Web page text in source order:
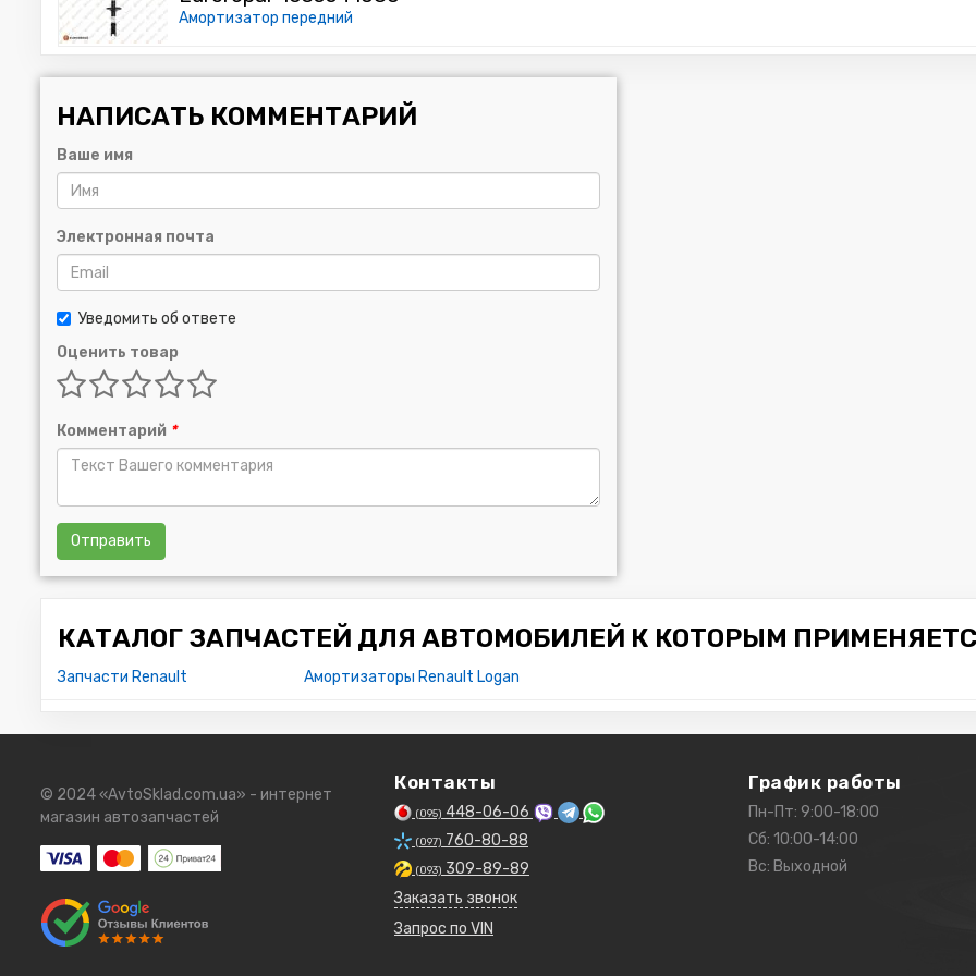
Амортизатор передний
НАПИСАТЬ КОММЕНТАРИЙ
Ваше имя
Электронная почта
Уведомить об ответе
Оценить товар
Комментарий *
Отправить
КАТАЛОГ ЗАПЧАСТЕЙ ДЛЯ АВТОМОБИЛЕЙ К КОТОРЫМ
Запчасти Renault Амортизаторы Renault Logan
© 2024 «AvtoSklad.com.ua» - интернет
магазин автозапчастей
Контакты
(095) 448-06-06
(097) 760-80-88
(093) 309-89-89
Заказать звонок
Запрос по VIN
График работы
Пн-Пт: 9:00-18:00
Сб: 10:00-14:00
Вс: Выходной